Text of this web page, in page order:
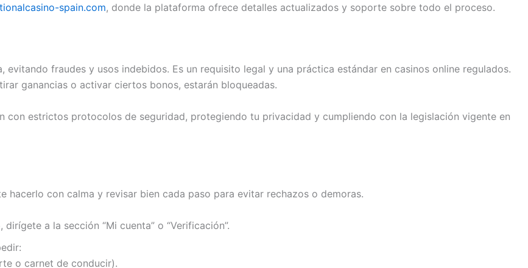
spain.com, donde la plataforma ofrece detalles actualizados y soporte sobre todo el proceso.
fraudes y usos indebidos. Es un requisito legal y una práctica estándar en casinos online regulados.
ganancias o activar ciertos bonos, estarán bloqueadas.
con estrictos protocolos de seguridad, protegiendo tu privacidad y cumpliendo con la legislación vigente en
con calma y revisar bien cada paso para evitar rechazos o demoras.
a la sección “Mi cuenta” o “Verificación”.
o carnet de conducir).